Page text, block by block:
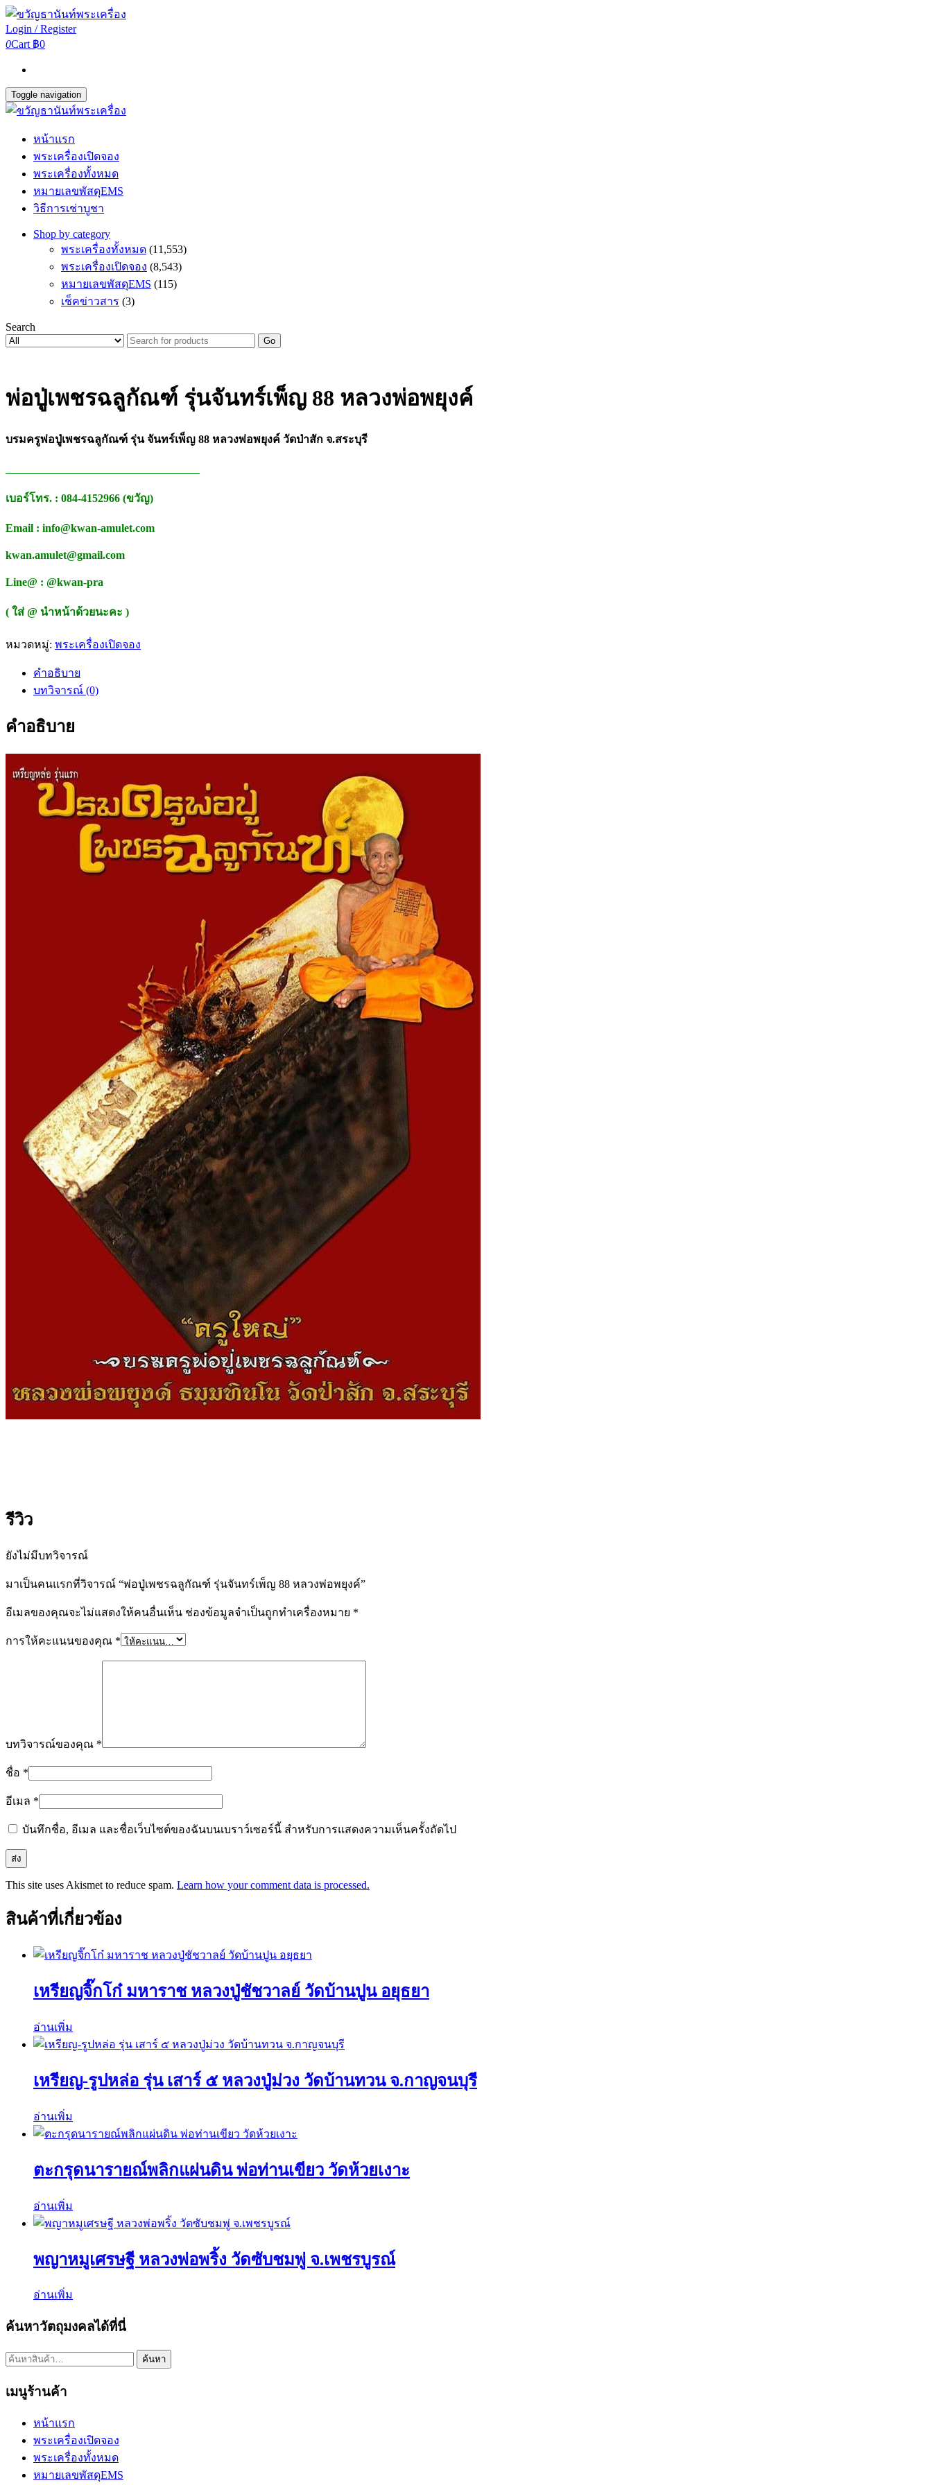
Login / Register
0Cart ฿0
Toggle navigation
หน้าแรก
พระเครื่องเปิดจอง
พระเครื่องทั้งหมด
หมายเลขพัสดุEMS
วิธีการเช่าบูชา
Shop by category
พระเครื่องทั้งหมด (11,553)
พระเครื่องเปิดจอง (8,543)
หมายเลขพัสดุEMS (115)
เช็คข่าวสาร (3)
Search
Go
พ่อปู่เพชรฉลูกัณฑ์ รุ่นจันทร์เพ็ญ 88 หลวงพ่อพยุงค์
บรมครูพ่อปู่เพชรฉลูกัณฑ์ รุ่น จันทร์เพ็ญ 88 หลวงพ่อพยุงค์ วัดป่าสัก จ.สระบุรี
เบอร์โทร. : 084-4152966 (ขวัญ)
Email : info@kwan-amulet.com
kwan.amulet@gmail.com
Line@ : @kwan-pra
( ใส่ @ นำหน้าด้วยนะคะ )
หมวดหมู่: พระเครื่องเปิดจอง
คำอธิบาย
บทวิจารณ์ (0)
คำอธิบาย
รีวิว
ยังไม่มีบทวิจารณ์
มาเป็นคนแรกที่วิจารณ์ “พ่อปู่เพชรฉลูกัณฑ์ รุ่นจันทร์เพ็ญ 88 หลวงพ่อพยุงค์”
อีเมลของคุณจะไม่แสดงให้คนอื่นเห็น ช่องข้อมูลจำเป็นถูกทำเครื่องหมาย *
การให้คะแนนของคุณ *
บทวิจารณ์ของคุณ *
ชื่อ *
อีเมล *
บันทึกชื่อ, อีเมล และชื่อเว็บไซต์ของฉันบนเบราว์เซอร์นี้ สำหรับการแสดงความเห็นครั้งถัดไป
This site uses Akismet to reduce spam. Learn how your comment data is processed.
สินค้าที่เกี่ยวข้อง
เหรียญจิ๊กโก๋ มหาราช หลวงปู่ชัชวาลย์ วัดบ้านปูน อยุธยา
อ่านเพิ่ม
เหรียญ-รูปหล่อ รุ่น เสาร์ ๕ หลวงปู่ม่วง วัดบ้านทวน จ.กาญจนบุรี
อ่านเพิ่ม
ตะกรุดนารายณ์พลิกแผ่นดิน พ่อท่านเขียว วัดห้วยเงาะ
อ่านเพิ่ม
พญาหมูเศรษฐี หลวงพ่อพริ้ง วัดซับชมพู่ จ.เพชรบูรณ์
อ่านเพิ่ม
ค้นหาวัตถุมงคลได้ที่นี่
ค้นหา: ค้นหา
เมนูร้านค้า
หน้าแรก
พระเครื่องเปิดจอง
พระเครื่องทั้งหมด
หมายเลขพัสดุEMS